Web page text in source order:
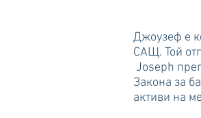
Джоузеф е
САЩ. Той
Joseph
Закона за
активи на